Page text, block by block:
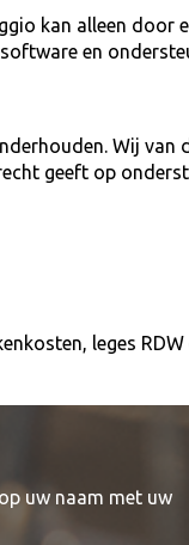
kan alleen door
en
Wij van
geeft op
leges RDW
uw naam met uw